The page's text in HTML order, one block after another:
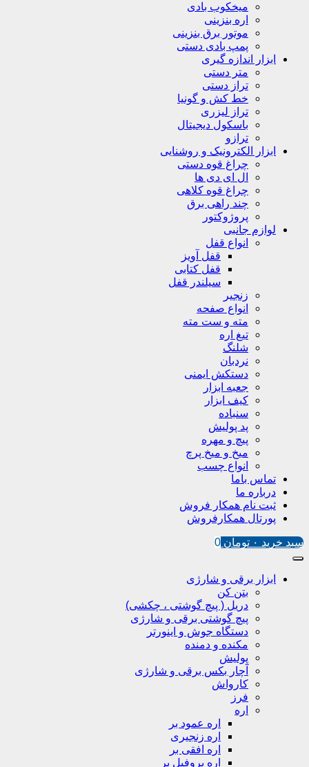
میخکوب بادی
اره بنزینی
موتور برق بنزینی
پمپ بادی دستی
ابزار اندازه گیری
متر دستی
تراز دستی
خط کش و گونیا
تراز لیزری
باسکول دیجیتال
ترازو
ابزار الکترونیک و روشنایی
چراغ قوه دستی
ال ای دی ها
چراغ قوه کلاهی
چند راهی برق
پروژوکتور
لوازم جانبی
انواع قفل
قفل آویز
قفل کتابی
سیلندر قفل
زنجیر
انواع صفحه
مته و ست مته
تیغ اره
شلنگ
نردبان
دستکش ایمنی
جعبه ابزار
کیف ابزار
سنباده
پد پولیش
پیچ و مهره
میخ و میخ پرچ
انواع چسب
تماس باما
درباره ما
ثبت نام همکار فروش
پورتال همکارفروش
سبد خرید ۰ تومان 0
ابزار برقی و شارژی
بتن کن
دریل ( پیچ گوشتی ، چکشی)
پیچ گوشتی برقی و شارژی
دستگاه جوش و اینورتر
مکنده و دمنده
پولیش
آچار بکس برقی و شارژی
کارواش
فرز
اره
اره عمود بر
اره زنجیری
اره افقی بر
اره پروفیل پر